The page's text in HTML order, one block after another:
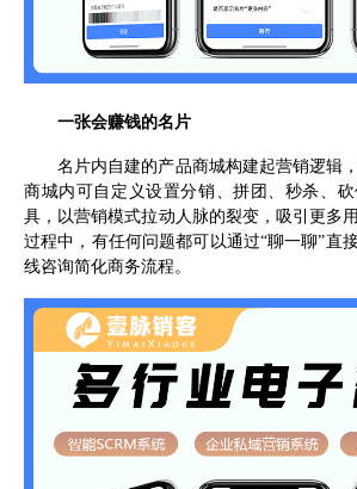
一张会赚钱的名片
名片内自建的产品商城构建起营销逻辑
商城内可自定义设置分销、拼团、秒杀、
具，以营销模式拉动人脉的裂变，吸引更多
过程中，有任何问题都可以通过“聊一聊”直
线咨询简化商务流程。